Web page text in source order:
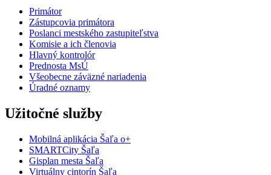
Primátor
Zástupcovia primátora
Poslanci mestského zastupiteľstva
Komisie a ich členovia
Hlavný kontrolór
Prednosta MsÚ
Všeobecne záväzné nariadenia
Úradné oznamy
Užitočné služby
Mobilná aplikácia Šaľa o+
SMARTCity Šaľa
Gisplan mesta Šaľa
Virtuálny cintorín Šaľa